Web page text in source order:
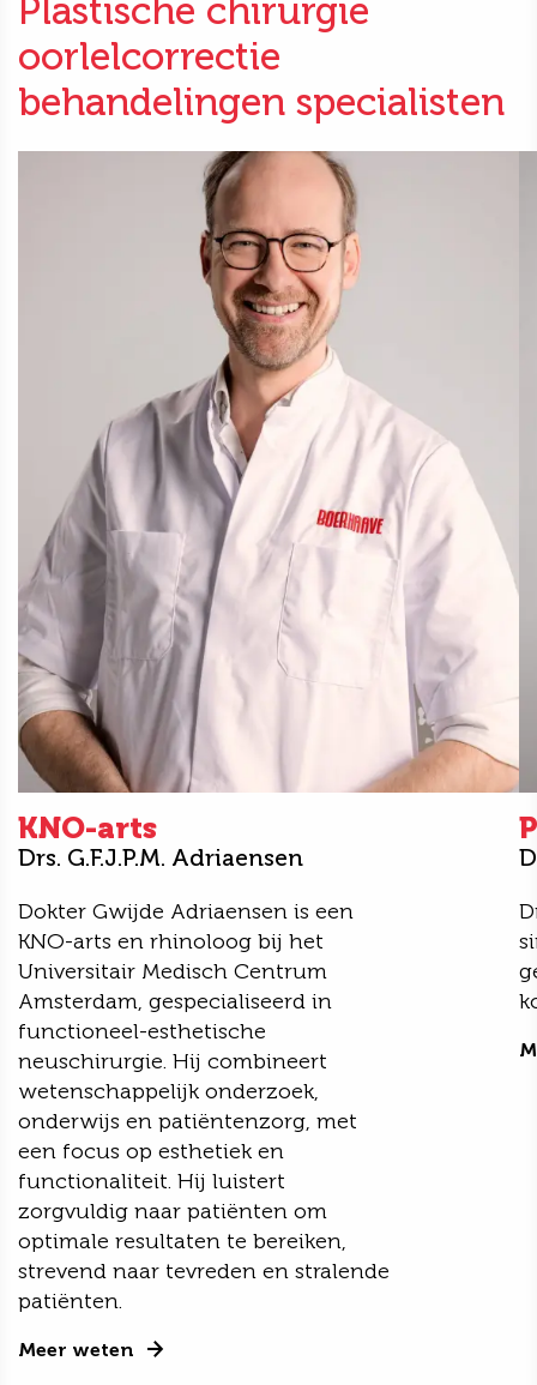
Plastische chirurgie
oorlelcorrectie
behandelingen specialisten
KNO-arts
Drs. G.F.J.P.M. Adriaensen
Dokter Gwijde Adriaensen is een
KNO-arts en rhinoloog bij het
Universitair Medisch Centrum
Amsterdam, gespecialiseerd in
functioneel-esthetische
neuschirurgie. Hij combineert
wetenschappelijk onderzoek,
onderwijs en patiëntenzorg, met
een focus op esthetiek en
functionaliteit. Hij luistert
zorgvuldig naar patiënten om
optimale resultaten te bereiken,
strevend naar tevreden en stralende
patiënten.
Meer weten